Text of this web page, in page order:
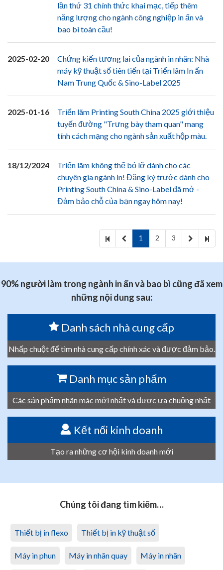
lần thứ 31 chính thức khai mạc, tiếp thêm
năng lượng cho ngành công nghiệp in ấn và
bao bì toàn cầu!
2025-02-20
Chứng kiến ​​tương lai của ngành in nhãn: Nhà
máy kỹ thuật số tiên tiến tại Triển lãm In ấn
Nam Trung Quốc & Sino-Label 2025
2025-01-16
Triển lãm Printing South China 2025 giới thiệu
tuyến đường "Trưng bày tham quan" mang
tính cách mạng cho ngành sản xuất hộp màu.
18/12/2024
Triển lãm không thể bỏ lỡ dành cho các
chuyên gia ngành in! Đăng ký trước dành cho
Printing South China & Sino-Label đã mở -
Đảm bảo chỗ của bạn ngay hôm nay!
1 2 3
90% người làm trong ngành in ấn và bao bì cũng đã xem
những nội dung sau:
Danh sách nhà cung cấp
Nhấp chuột để tìm nhà cung cấp chính xác và được đảm bảo.
Danh mục sản phẩm
Các sản phẩm nhãn mác mới nhất và được ưa chuộng nhất
Kết nối kinh doanh
Tạo ra những cơ hội kinh doanh mới
Chúng tôi đang tìm kiếm…
Thiết bị in flexo Thiết bị in kỹ thuật số
Máy in phun Máy in nhãn quay Máy in nhãn